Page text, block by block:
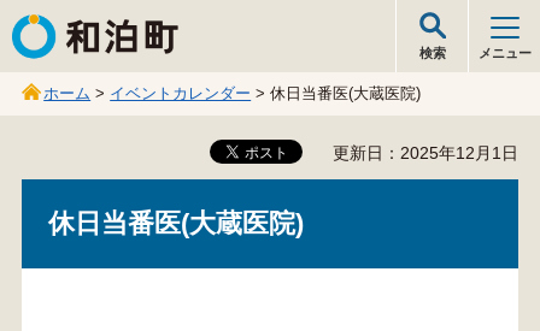
和泊町
検索 メニュー
ホーム > イベントカレンダー > 休日当番医(大蔵医院)
更新日：2025年12月1日
休日当番医(大蔵医院)